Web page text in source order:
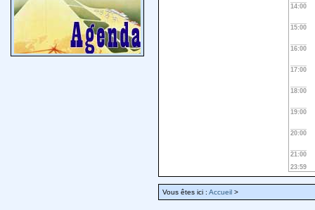
14:00
15:00
16:00
17:00
18:00
19:00
20:00
21:00
23:59
Vous êtes ici : Accueil >